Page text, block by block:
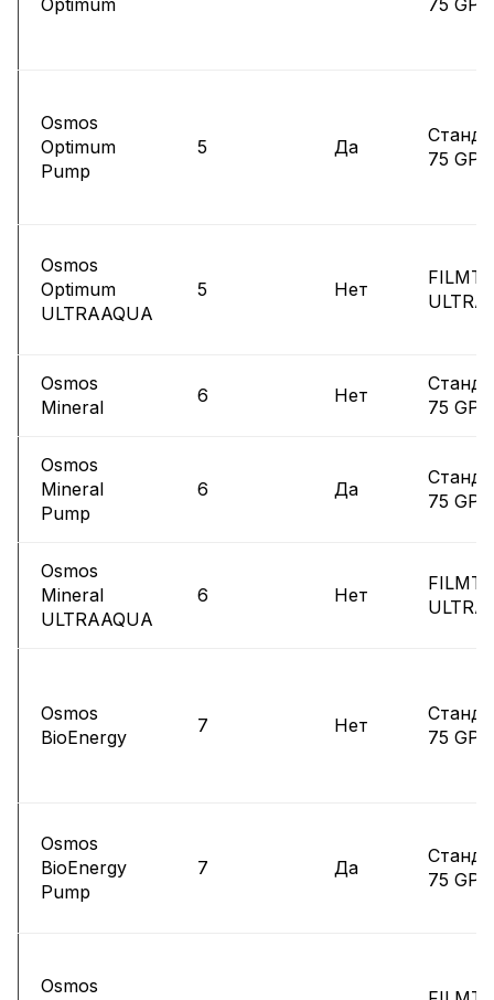
Optimum 75 GPD
Osmos
Optimum
Pump
5 Да
75 GPD
Osmos
Optimum
ULTRAAQUA
5 Нет
Osmos
Mineral
6 Нет
75 GPD
Osmos
Mineral
Pump
6 Да
75 GPD
Osmos
Mineral
ULTRAAQUA
6 Нет
Osmos
BioEnergy
7 Нет
75 GPD
Osmos
BioEnergy
Pump
7 Да
75 GPD
Osmos